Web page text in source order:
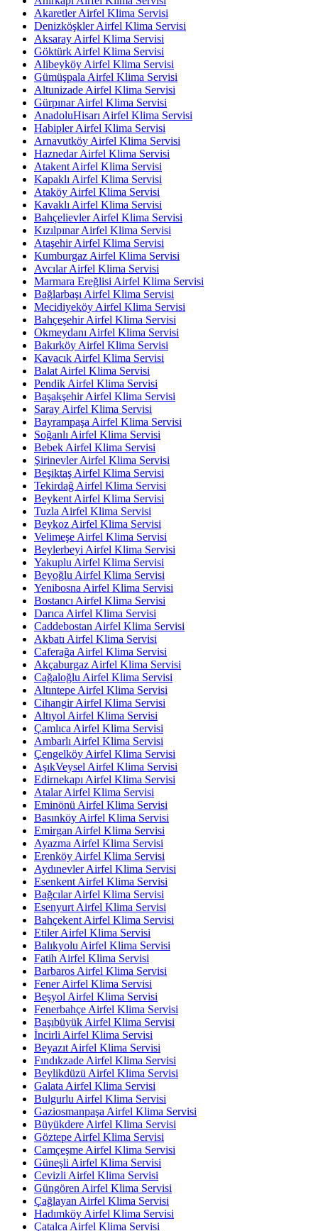
Akaretler Airfel Klima Servisi
Denizköşkler Airfel Klima Servisi
Aksaray Airfel Klima Servisi
Göktürk Airfel Klima Servisi
Alibeyköy Airfel Klima Servisi
Gümüşpala Airfel Klima Servisi
Altunizade Airfel Klima Servisi
Gürpınar Airfel Klima Servisi
AnadoluHisarı Airfel Klima Servisi
Habipler Airfel Klima Servisi
Arnavutköy Airfel Klima Servisi
Haznedar Airfel Klima Servisi
Atakent Airfel Klima Servisi
Kapaklı Airfel Klima Servisi
Ataköy Airfel Klima Servisi
Kavaklı Airfel Klima Servisi
Bahçelievler Airfel Klima Servisi
Kızılpınar Airfel Klima Servisi
Ataşehir Airfel Klima Servisi
Kumburgaz Airfel Klima Servisi
Avcılar Airfel Klima Servisi
Marmara Ereğlisi Airfel Klima Servisi
Bağlarbaşı Airfel Klima Servisi
Mecidiyeköy Airfel Klima Servisi
Bahçeşehir Airfel Klima Servisi
Okmeydanı Airfel Klima Servisi
Bakırköy Airfel Klima Servisi
Kavacık Airfel Klima Servisi
Balat Airfel Klima Servisi
Pendik Airfel Klima Servisi
Başakşehir Airfel Klima Servisi
Saray Airfel Klima Servisi
Bayrampaşa Airfel Klima Servisi
Soğanlı Airfel Klima Servisi
Bebek Airfel Klima Servisi
Şirinevler Airfel Klima Servisi
Beşiktaş Airfel Klima Servisi
Tekirdağ Airfel Klima Servisi
Beykent Airfel Klima Servisi
Tuzla Airfel Klima Servisi
Beykoz Airfel Klima Servisi
Velimeşe Airfel Klima Servisi
Beylerbeyi Airfel Klima Servisi
Yakuplu Airfel Klima Servisi
Beyoğlu Airfel Klima Servisi
Yenibosna Airfel Klima Servisi
Bostancı Airfel Klima Servisi
Darıca Airfel Klima Servisi
Caddebostan Airfel Klima Servisi
Akbatı Airfel Klima Servisi
Caferağa Airfel Klima Servisi
Akçaburgaz Airfel Klima Servisi
Cağaloğlu Airfel Klima Servisi
Altıntepe Airfel Klima Servisi
Cihangir Airfel Klima Servisi
Altıyol Airfel Klima Servisi
Çamlıca Airfel Klima Servisi
Ambarlı Airfel Klima Servisi
Çengelköy Airfel Klima Servisi
AşıkVeysel Airfel Klima Servisi
Edirnekapı Airfel Klima Servisi
Atalar Airfel Klima Servisi
Eminönü Airfel Klima Servisi
Basınköy Airfel Klima Servisi
Emirgan Airfel Klima Servisi
Ayazma Airfel Klima Servisi
Erenköy Airfel Klima Servisi
Aydınevler Airfel Klima Servisi
Esenkent Airfel Klima Servisi
Bağcılar Airfel Klima Servisi
Esenyurt Airfel Klima Servisi
Bahçekent Airfel Klima Servisi
Etiler Airfel Klima Servisi
Balıkyolu Airfel Klima Servisi
Fatih Airfel Klima Servisi
Barbaros Airfel Klima Servisi
Fener Airfel Klima Servisi
Beşyol Airfel Klima Servisi
Fenerbahçe Airfel Klima Servisi
Başıbüyük Airfel Klima Servisi
İncirli Airfel Klima Servisi
Beyazıt Airfel Klima Servisi
Fındıkzade Airfel Klima Servisi
Beylikdüzü Airfel Klima Servisi
Galata Airfel Klima Servisi
Bulgurlu Airfel Klima Servisi
Gaziosmanpaşa Airfel Klima Servisi
Büyükdere Airfel Klima Servisi
Göztepe Airfel Klima Servisi
Camçeşme Airfel Klima Servisi
Güneşli Airfel Klima Servisi
Cevizli Airfel Klima Servisi
Güngören Airfel Klima Servisi
Çağlayan Airfel Klima Servisi
Hadımköy Airfel Klima Servisi
Çatalca Airfel Klima Servisi